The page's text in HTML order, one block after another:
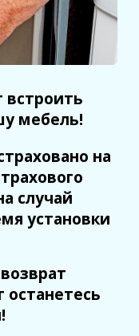
мебель!
на
случай
установки
останетесь